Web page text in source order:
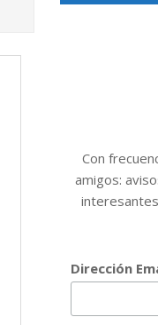
Con
amigos:
Dirección